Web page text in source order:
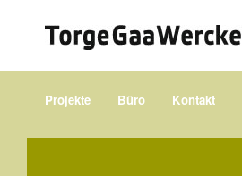
Projekte Büro Kontakt